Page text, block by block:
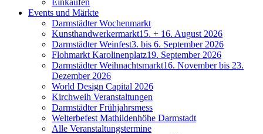
Einkaufen
Events und Märkte
Darmstädter Wochenmarkt
Kunsthandwerkermarkt15. + 16. August 2026
Darmstädter Weinfest3. bis 6. September 2026
Flohmarkt Karolinenplatz19. September 2026
Darmstädter Weihnachtsmarkt16. November bis 23.
Dezember 2026
World Design Capital 2026
Kirchweih Veranstaltungen
Darmstädter Frühjahrsmess
Welterbefest Mathildenhöhe Darmstadt
Alle Veranstaltungstermine